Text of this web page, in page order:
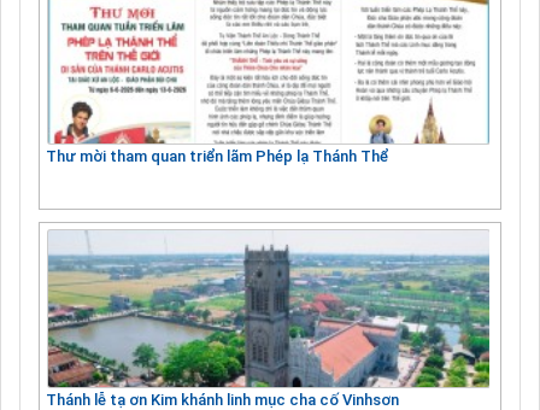
Thư mời tham quan triển lãm Phép lạ Thánh Thể
Thánh lễ tạ ơn Kim khánh linh mục cha cố Vinhsơn